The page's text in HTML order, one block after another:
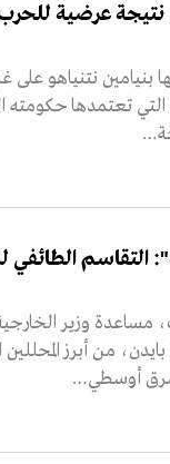
عرضية
نتنياهو على
تعتمدها حكومته
التقاسم
مساعدة وزير
من أبرز المحللين
أوسطي…